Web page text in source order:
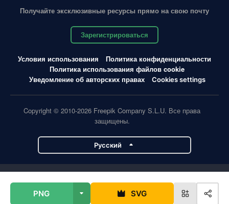
PNG SVG
Получайте эксклюзивные ресурсы прямо на свою почту
Зарегистрироваться
Условия использования
Политика конфиденциальности
Политика использования файлов cookie
Уведомление об авторских правах
Cookies settings
Copyright © 2010-2026 Freepik Company S.L.U. Все права
защищены.
Pусский
Flaticon Slidesgo